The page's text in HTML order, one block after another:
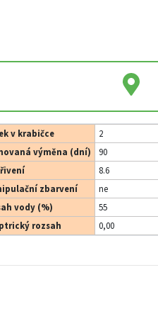
v krabičce 2
výměna (dní)
90
8.6
zbarvení
ne
vody (%)
55
rozsah
0,00